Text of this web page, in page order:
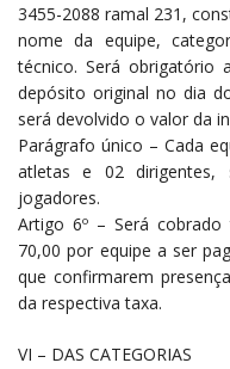
3455-2088 ramal 231,
nome da equipe,
técnico. Será obrigatório
depósito original no dia
será devolvido o valor da
Parágrafo único – Cada
atletas e 02 dirigentes,
jogadores.
Artigo 6º – Será
70,00 por equipe a ser
que confirmarem
da respectiva taxa.
VI – DAS CATEGORIAS